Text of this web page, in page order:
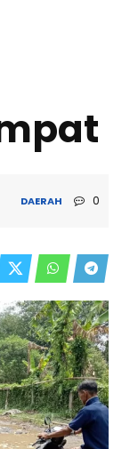
DAERAH 0